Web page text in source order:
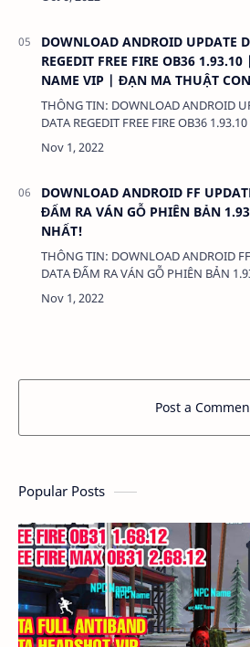
(adsbygoogle =
DOWNLOAD ANDROID UPDATE
REGEDIT FREE FIRE OB36 1.93.10
NAME VIP | ĐẠN MA THUẬT
ANTI BANNED 100%
THÔNG TIN: DOWNLOAD ANDROID UPDATE
DATA REGEDIT FREE FIRE OB36
NAME VIP | ĐẠN MA THUẬT CONFIG |
BANNED 100% DUNG LƯỢNG: 1MB LINK:
DOWNLOAD ANDROID FF
ĐẤM RA VÁN GỖ PHIÊN BẢN
NHẤT!
THÔNG TIN: DOWNLOAD ANDROID FF UPDATE
DATA ĐẤM RA VÁN GỖ PHIÊN BẢN
NHẤT! DUNG LƯỢNG: 1MB LINK: (adsbygoogle
Post a
Popular Posts